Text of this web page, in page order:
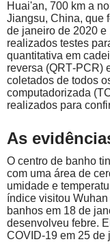
Huai'an, 700 km a
Jiangsu, China, que
de janeiro de 2020 e
realizados testes
quantitativa em
reversa (QRT-PCR)
coletados de todos
computadorizada
realizados para
As
O centro de banho
com uma área de
umidade e
índice visitou
banhos em 18 de
desenvolveu febre.
COVID-19 em 25 de